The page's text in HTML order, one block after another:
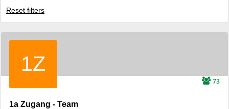
Reset filters
1Z
73
1a Zugang - Team